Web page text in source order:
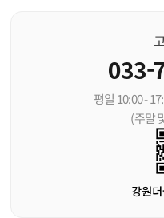
033-
평일 10:00 -
(주말
강원